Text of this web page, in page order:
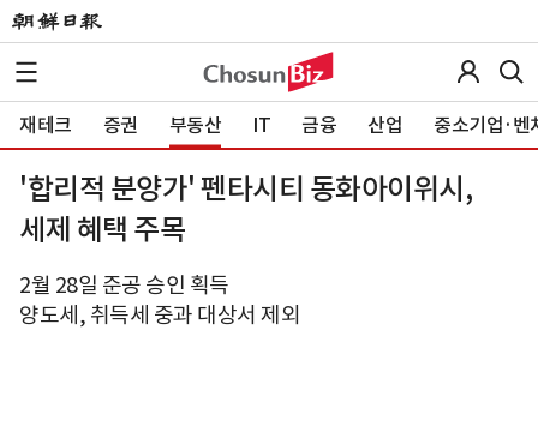
재테크 증권 부동산 IT 금융 산업 중소기업·벤
'합리적 분양가' 펜타시티 동화아이위시,
세제 혜택 주목
2월 28일 준공 승인 획득
양도세, 취득세 중과 대상서 제외